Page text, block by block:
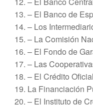
– El Banco de
– Los
– La Comisión
– El Fondo de
– Las
– El Crédito
La Financiación
– El Instituto de